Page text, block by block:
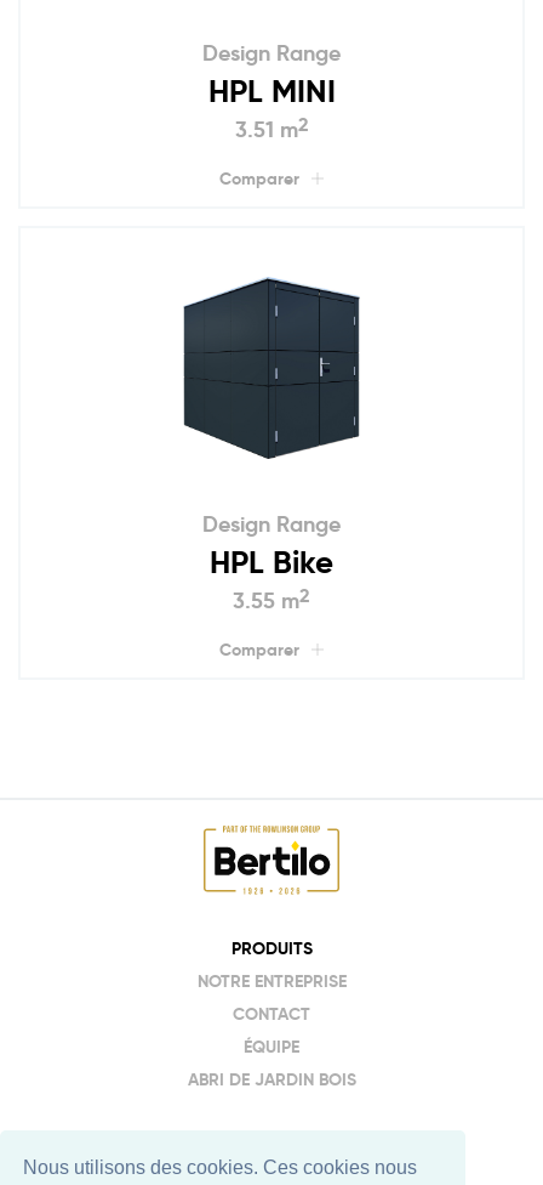
Nous utilisons des cookies. Ces cookies nous
Design Range
HPL MINI
3.51 m2
Comparer
Design Range
HPL Bike
3.55 m2
Comparer
PRODUITS
NOTRE ENTREPRISE
CONTACT
ÉQUIPE
ABRI DE JARDIN BOIS